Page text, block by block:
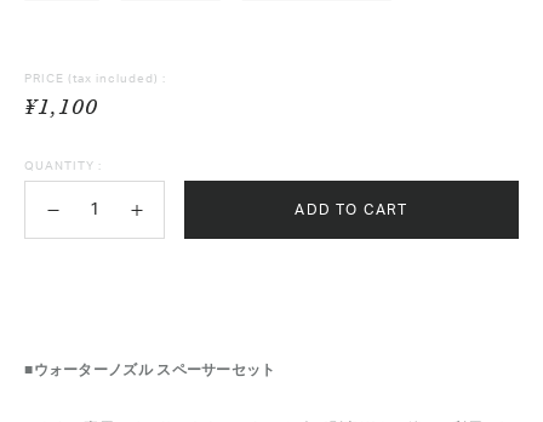
PRICE (tax included) :
¥1,100
QUANTITY :
ADD TO CART
■ウォーターノズル スペーサーセット